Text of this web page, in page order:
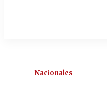
Nacionales